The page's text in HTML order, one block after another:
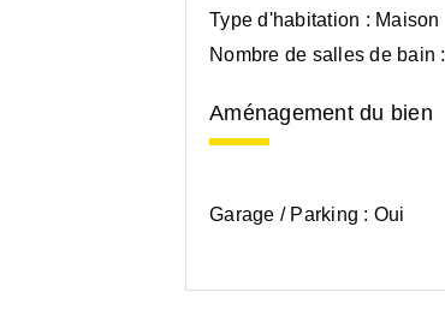
Type d'habitation : Maison
Nombre de salles de bain :
Aménagement du bien
Garage / Parking : Oui